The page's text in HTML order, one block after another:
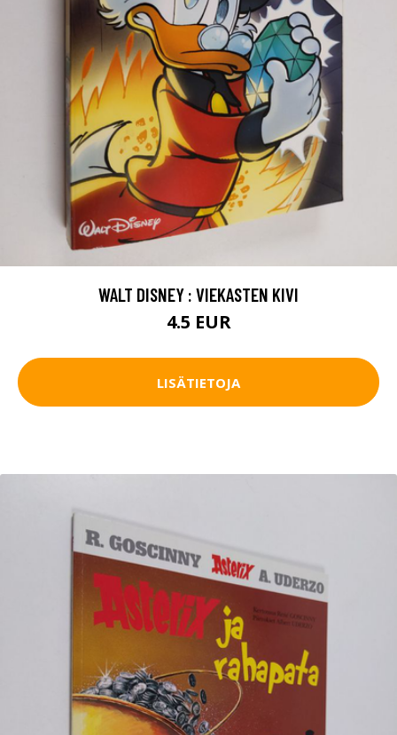
WALT DISNEY : VIEKASTEN KIVI
4.5 EUR
LISÄTIETOJA